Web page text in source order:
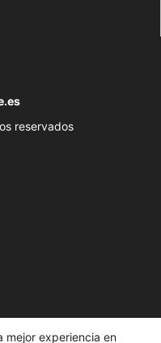
reservados
mejor experiencia en